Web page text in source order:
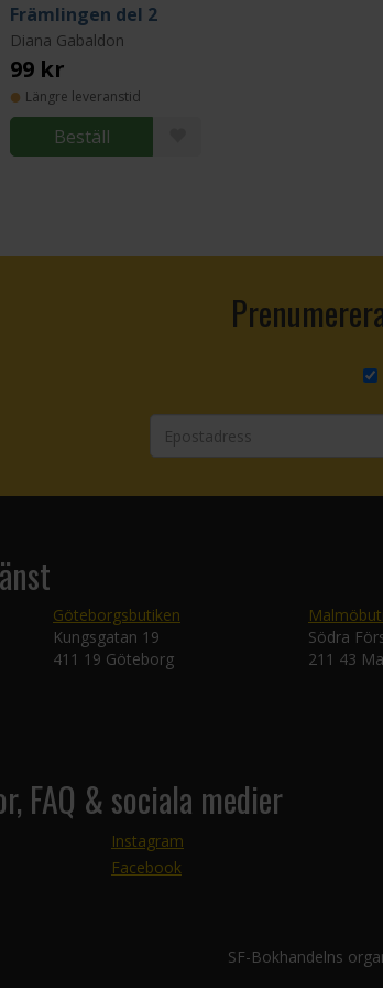
Främlingen del 2
Diana Gabaldon
99 kr
Längre leveranstid
Beställ
Göteborgsbutiken
Kungsgatan 19
411 19 Göteborg
Södra
211 43
FAQ & sociala medier
Instagram
Facebook
SF-Bokhandelns